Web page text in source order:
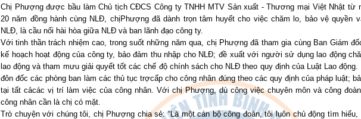
Chị Phượng được bầu làm Chủ tịch CĐCS Công ty TNHH MTV Sản xuất - Thương mại Việt Nhật từ
20 năm đồng hành cùng NLĐ, chịPhượng đã dành trọn tâm huyết cho việc chăm lo, bảo vệ quyền
NLĐ, là cầu nối hài hòa giữa NLĐ và ban lãnh đạo công ty.
Với tinh thần trách nhiệm cao, trong suốt những năm qua, chị Phượng đã tham gia cùng Ban Giám
kế hoạch hoạt động của công ty, bảo đảm thu nhập cho NLĐ; đề xuất với người sử dụng lao động
lao động và tham mưu giải quyết tốt các chế độ chính sách cho NLĐ theo quy định của Luật Lao
đôn đốc các phòng ban làm các thủ tục trợcấp cho công nhân đúng theo các quy định của pháp luật;
tại tất cảcác vị trí làm việc của công nhân. Với chị Phượng, dù công việc chuyên môn và công
công nhân cần là chị có mặt.
Trò chuyện với chúng tôi, chị Phượng chia sẻ: “Là một cán bộ công đoàn, tôi luôn chủ động tìm